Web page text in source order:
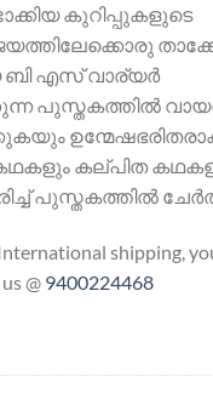
കുറിപ്പുകളുടെ
ബി എസ് വാര്യർ
പുസ്തകത്തിൽ
കല്പിത
പുസ്തകത്തിൽ
shipping,
@ 9400224468